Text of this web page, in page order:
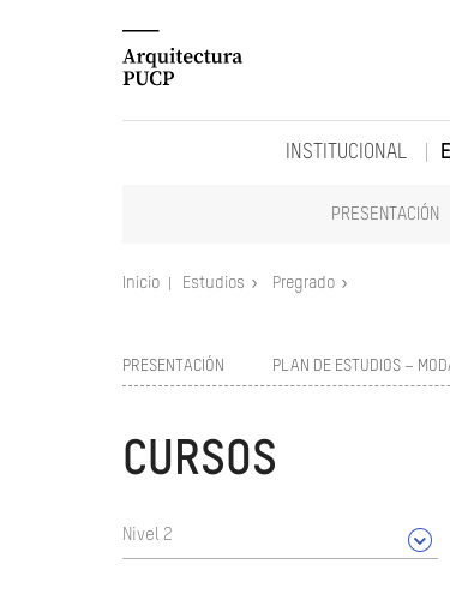
INSTITUCIONAL
PRESENTACIÓN
Inicio Estudios Pregrado
PRESENTACIÓN PLAN DE ESTUDIOS –
CURSOS
Nivel 2